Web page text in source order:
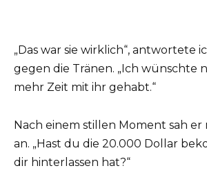
„Das war sie wirklich“, antwortete
gegen die Tränen. „Ich wünschte
mehr Zeit mit ihr gehabt.“
Nach einem stillen Moment sah er
an. „Hast du die 20.000 Dollar
dir hinterlassen hat?“